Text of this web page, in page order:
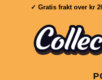
✓ Gratis frakt over kr